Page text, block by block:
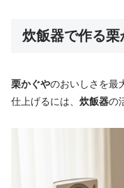
炊飯器で作る栗
栗かぐやのおいしさを最
仕上げるには、 炊飯器の